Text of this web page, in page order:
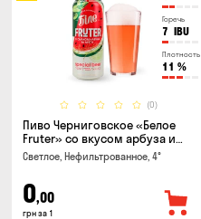
Горечь
7 IBU
Плотность
11 %
(0)
Пиво Черниговское «Белое
Fruter» со вкусом арбуза и
мяты 0.5л
Светлое, Нефильтрованное, 4°
0,00
грн за 1